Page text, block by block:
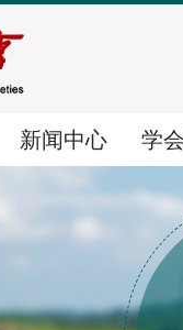
新闻中心 学
学术交流
科技
国家科